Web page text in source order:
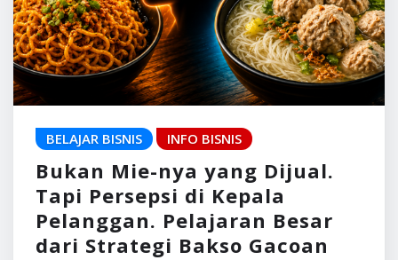
BELAJAR BISNIS INFO BISNIS
Bukan Mie-nya yang Dijual.
Tapi Persepsi di Kepala
Pelanggan. Pelajaran Besar
dari Strategi Bakso Gacoan